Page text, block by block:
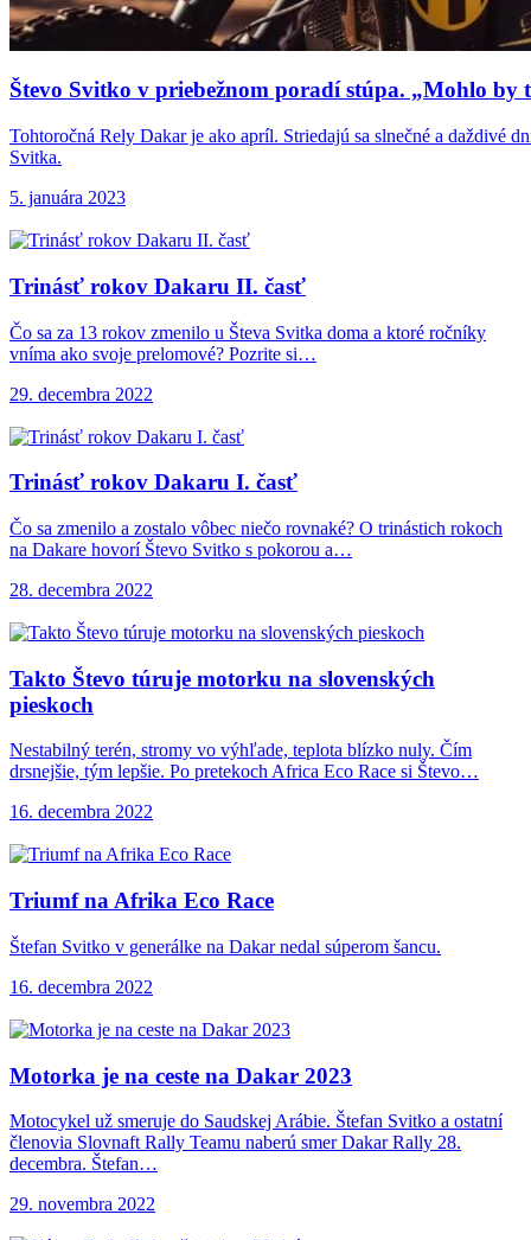
Števo Svitko v priebežnom poradí stúpa. „Mohlo by
Tohtoročná Rely Dakar je ako apríl. Striedajú sa slnečné a daždivé
Svitka.
5. januára 2023
Trinásť rokov Dakaru II. časť
Čo sa za 13 rokov zmenilo u Števa Svitka doma a ktoré ročníky
vníma ako svoje prelomové? Pozrite si…
29. decembra 2022
Trinásť rokov Dakaru I. časť
Čo sa zmenilo a zostalo vôbec niečo rovnaké? O trinástich rokoch
na Dakare hovorí Števo Svitko s pokorou a…
28. decembra 2022
Takto Števo túruje motorku na slovenských
pieskoch
Nestabilný terén, stromy vo výhľade, teplota blízko nuly. Čím
drsnejšie, tým lepšie. Po pretekoch Africa Eco Race si Števo…
16. decembra 2022
Triumf na Afrika Eco Race
Štefan Svitko v generálke na Dakar nedal súperom šancu.
16. decembra 2022
Motorka je na ceste na Dakar 2023
Motocykel už smeruje do Saudskej Arábie. Štefan Svitko a ostatní
členovia Slovnaft Rally Teamu naberú smer Dakar Rally 28.
decembra. Štefan…
29. novembra 2022